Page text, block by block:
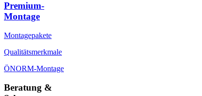
Premium-
Montage
Montagepakete
Qualitätsmerkmale
ÖNORM-Montage
Beratung &